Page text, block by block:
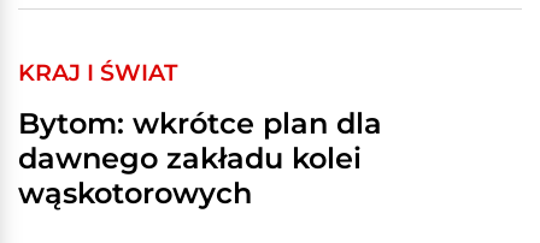
KRAJ I ŚWIAT
Bytom: wkrótce plan dla
dawnego zakładu kolei
wąskotorowych